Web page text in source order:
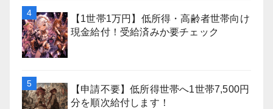
【1世帯1万円】低所得・高齢者世帯向け
現金給付！受給済みか要チェック
【申請不要】低所得世帯へ1世帯7,500円
分を順次給付します！